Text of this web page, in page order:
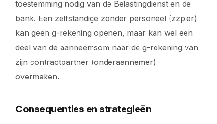
toestemming nodig van de Belastingdienst en de
bank. Een zelfstandige zonder personeel (zzp’er)
kan geen g-rekening openen, maar kan wel een
deel van de aanneemsom naar de g-rekening van
zijn contractpartner (onderaannemer)
overmaken.
Consequenties en strategieën